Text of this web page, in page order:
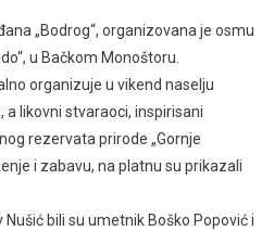
„Bodrog“, organizovana je osmu
u Bačkom Monoštoru.
organizuje u vikend naselјu
a likovni stvaraoci, inspirisani
rezervata prirode „Gornje
i zabavu, na platnu su prikazali
Nušić bili su umetnik Boško Popović i